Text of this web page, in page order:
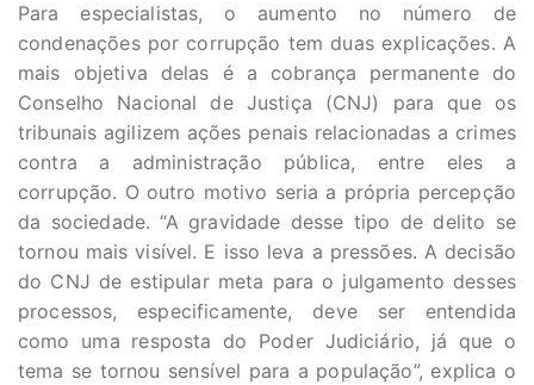
Para especialistas, o aumento no número de
condenações por corrupção tem duas explicações. A
mais objetiva delas é a cobrança permanente do
Conselho Nacional de Justiça (CNJ) para que os
tribunais agilizem ações penais relacionadas a crimes
contra a administração pública, entre eles a
corrupção. O outro motivo seria a própria percepção
da sociedade. “A gravidade desse tipo de delito se
tornou mais visível. E isso leva a pressões. A decisão
do CNJ de estipular meta para o julgamento desses
processos, especificamente, deve ser entendida
como uma resposta do Poder Judiciário, já que o
tema se tornou sensível para a população”, explica o